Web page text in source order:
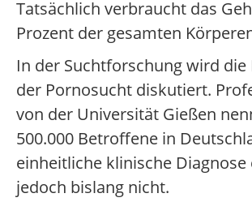
Tatsächlich verbraucht das
Prozent der gesamten
In der Suchtforschung wird die
der Pornosucht diskutiert.
von der Universität Gießen
500.000 Betroffene in
einheitliche klinische
jedoch bislang nicht.